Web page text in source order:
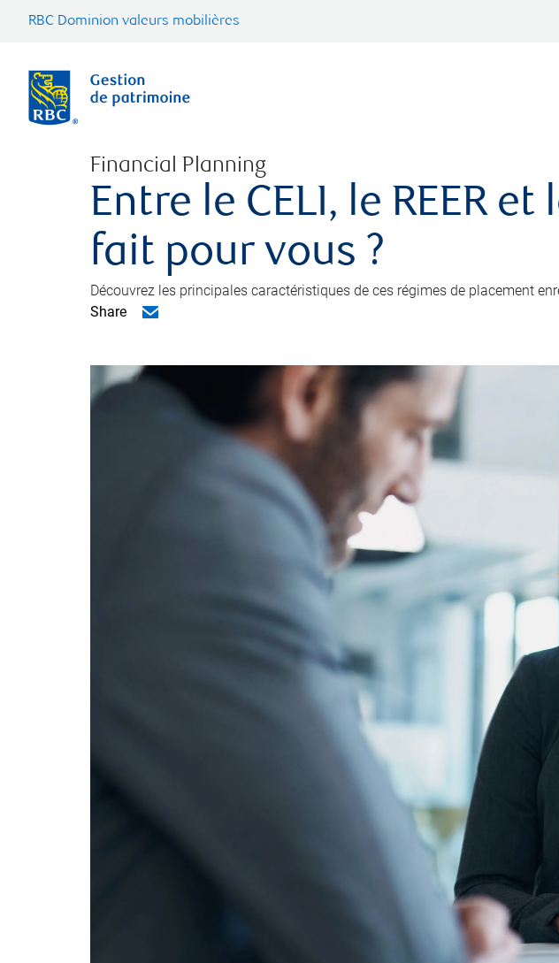
RBC Dominion valeurs mobilières
Financial Planning
Entre le CELI, le REER
fait pour vous ?
Découvrez les principales caractéristiques de ces régimes de placement
Share